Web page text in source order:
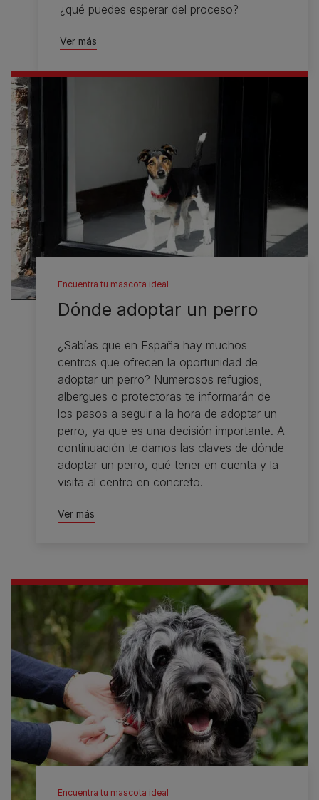
¿qué puedes esperar del proceso?
Ver más
Encuentra tu mascota ideal
Dónde adoptar un perro
¿Sabías que en España hay muchos
centros que ofrecen la oportunidad de
adoptar un perro? Numerosos refugios,
albergues o protectoras te informarán de
los pasos a seguir a la hora de adoptar un
perro, ya que es una decisión importante. A
continuación te damos las claves de dónde
adoptar un perro, qué tener en cuenta y la
visita al centro en concreto.
Ver más
Encuentra tu mascota ideal